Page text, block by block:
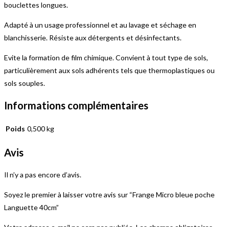
bouclettes longues.
Adapté à un usage professionnel et au lavage et séchage en
blanchisserie. Résiste aux détergents et désinfectants.
Evite la formation de film chimique. Convient à tout type de sols,
particulièrement aux sols adhérents tels que thermoplastiques ou
sols souples.
Informations complémentaires
Poids 0,500 kg
Avis
Il n’y a pas encore d’avis.
Soyez le premier à laisser votre avis sur “Frange Micro bleue poche
Languette 40cm”